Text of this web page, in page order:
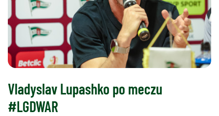
Vladyslav Lupashko po meczu
#LGDWAR